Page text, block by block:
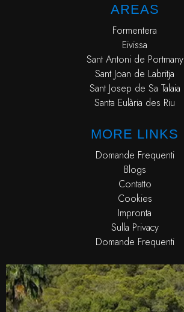
AREAS
Formentera
Eivissa
Sant Antoni de Portmany
Sant Joan de Labritja
Sant Josep de Sa Talaia
Santa Eulària des Riu
MORE LINKS
Domande Frequenti
Blogs
Contatto
Cookies
Impronta
Sulla Privacy
Domande Frequenti